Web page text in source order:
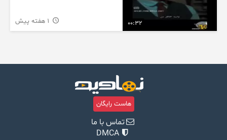
00:32
هاست رایگان
تماس با ما
DMCA